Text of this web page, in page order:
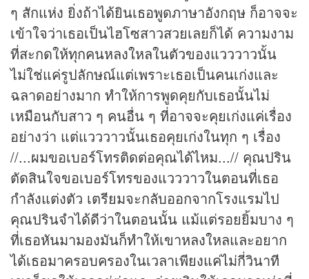
ๆ สักแห่ง ยิ่งถ้าได้ยินเธอพูดภาษาอังกฤษ ก็อาจจะ
เข้าใจว่าเธอเป็นไฮโซสาวสวยเลยก็ได้ ความงาม
ที่สะกดให้ทุกคนหลงใหลในตัวของแวววาวนั้น
ไม่ใช่แค่รูปลักษณ์แต่เพราะเธอเป็นคนเก่งและ
ฉลาดอย่างมาก ทำให้การพูดคุยกับเธอนั้นไม่
เหมือนกับสาว ๆ คนอื่น ๆ ที่อาจจะคุยเก่งแค่เรื่อง
อย่างว่า แต่แวววาวนั้นเธอคุยเก่งในทุก ๆ เรื่อง
//...ผมขอเบอร์โทรติดต่อคุณได้ไหม...// คุณปริน
ตัดสินใจขอเบอร์โทรของแวววาวในตอนที่เธอ
กำลังแต่งตัว เตรียมจะกลับออกจากโรงแรมไป
คุณปรินจำได้ดีว่าในตอนนั้น แม้แต่รอยยิ้มบาง ๆ
ที่เธอหันมามองมันก็ทำให้เขาหลงใหลและอยาก
ได้เธอมาครอบครองในเวลาเพียงแค่ไม่กี่วินาที